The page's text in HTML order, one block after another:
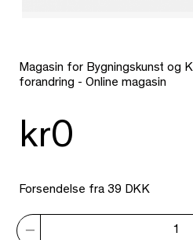
Magasin for Bygningskunst og
forandring - Online magasin
kr0
Forsendelse fra 39 DKK